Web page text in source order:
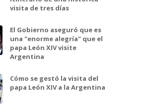
visita de tres días
El Gobierno aseguró que es
una "enorme alegría" que el
papa León XIV visite
Argentina
Cómo se gestó la visita del
papa León XIV a la Argentina